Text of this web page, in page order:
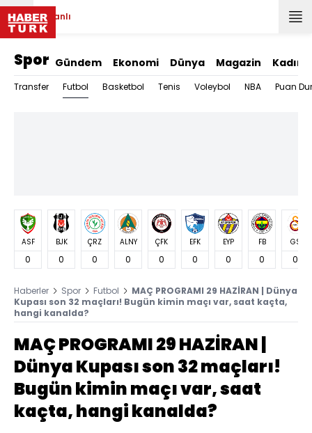
Canlı
Spor Gündem Ekonomi Dünya Magazin Kadın
Transfer Futbol Basketbol Tenis Voleybol NBA Puan
ASF
0
BJK
0
ÇRZ
0
ALNY
0
ÇFK
0
EFK
0
EYP
0
FB
0
GS
0
Haberler Spor Futbol
MAÇ PROGRAMI 29 HAZİRAN | Dünya
Kupası son 32 maçları! Bugün kimin maçı var, saat kaçta,
hangi kanalda?
MAÇ PROGRAMI 29 HAZİRAN |
Dünya Kupası son 32 maçları!
Bugün kimin maçı var, saat
kaçta, hangi kanalda?